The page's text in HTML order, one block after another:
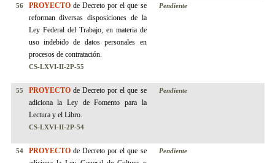
56 PROYECTOde Decreto por el que se
reforman diversas disposiciones de la
Ley Federal del Trabajo, en materia de
uso indebido de datos personales en
procesos de contratación.
CS-LXVI-II-2P-55
Pendiente
55 PROYECTOde Decreto por el que se
adiciona la Ley de Fomento para la
Lectura y el Libro.
CS-LXVI-II-2P-54
Pendiente
54 PROYECTOde Decreto por el que se
Pendiente